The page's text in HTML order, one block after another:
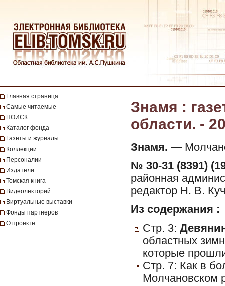
Главная страница
Самые читаемые
ПОИСК
Каталог фонда
Газеты и журналы
Коллекции
Персоналии
Издатели
Томская книга
Видеолекторий
Виртуальные выставки
Фонды партнеров
О проекте
Знамя :
области. -
Знамя. —
№ 30-31 (8391)
районная
редактор Н. В.
Из содержания :
Стр. 3:
областных
которые
Стр. 7: Как в
Молчановском